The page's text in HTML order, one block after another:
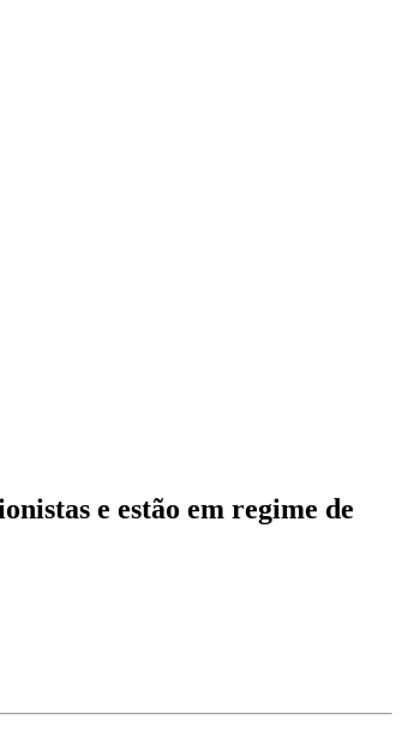
e estão em regime de